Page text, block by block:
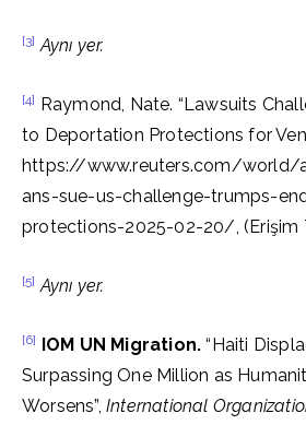
[3] Aynı yer.
[4] Raymond, Nate. “Lawsuits
to Deportation Protections for
https://www.reuters.com/world/
ans-sue-us-challenge-trumps-
protections-2025-02-20/, (Erişim
[5] Aynı yer.
[6] IOM UN Migration. “Haiti
Surpassing One Million as
Worsens”, International